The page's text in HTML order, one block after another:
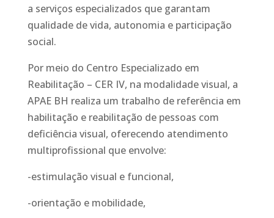
a serviços especializados que garantam
qualidade de vida, autonomia e participação
social.
Por meio do Centro Especializado em
Reabilitação – CER IV, na modalidade visual, a
APAE BH realiza um trabalho de referência em
habilitação e reabilitação de pessoas com
deficiência visual, oferecendo atendimento
multiprofissional que envolve:
-estimulação visual e funcional,
-orientação e mobilidade,